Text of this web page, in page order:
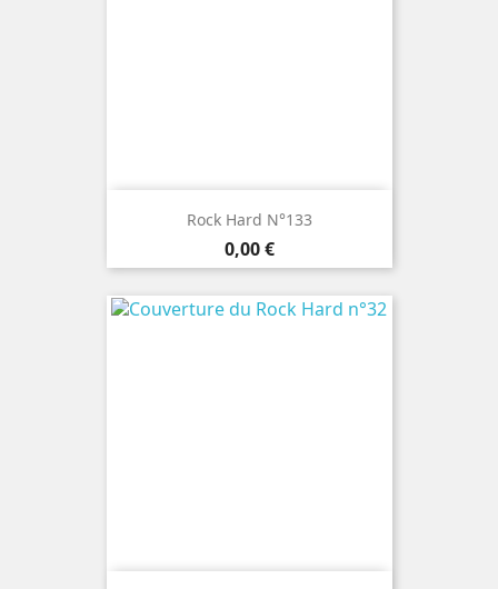
Rock Hard N°133
Prix
0,00 €